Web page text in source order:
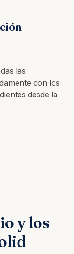
las
con los
desde la
y los